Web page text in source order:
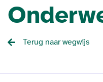
Terug naar wegwijs